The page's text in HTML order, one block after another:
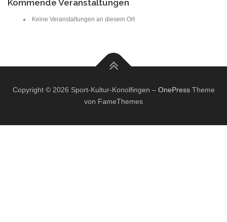
Kommende Veranstaltungen
Keine Veranstaltungen an diesem Ort
Copyright © 2026 Sport-Kultur-Konolfingen – OnePressTheme
von FameThemes